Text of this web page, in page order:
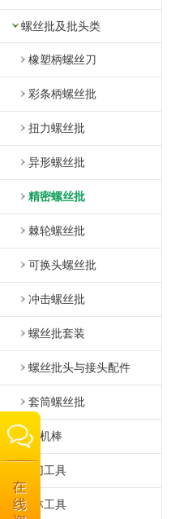
螺丝批及批头类
橡塑柄螺丝刀
彩条柄螺丝批
扭力螺丝批
异形螺丝批
精密螺丝批
棘轮螺丝批
可换头螺丝批
冲击螺丝批
螺丝批套装
螺丝批头与接头配件
套筒螺丝批
拆机棒
剪切工具
园林工具